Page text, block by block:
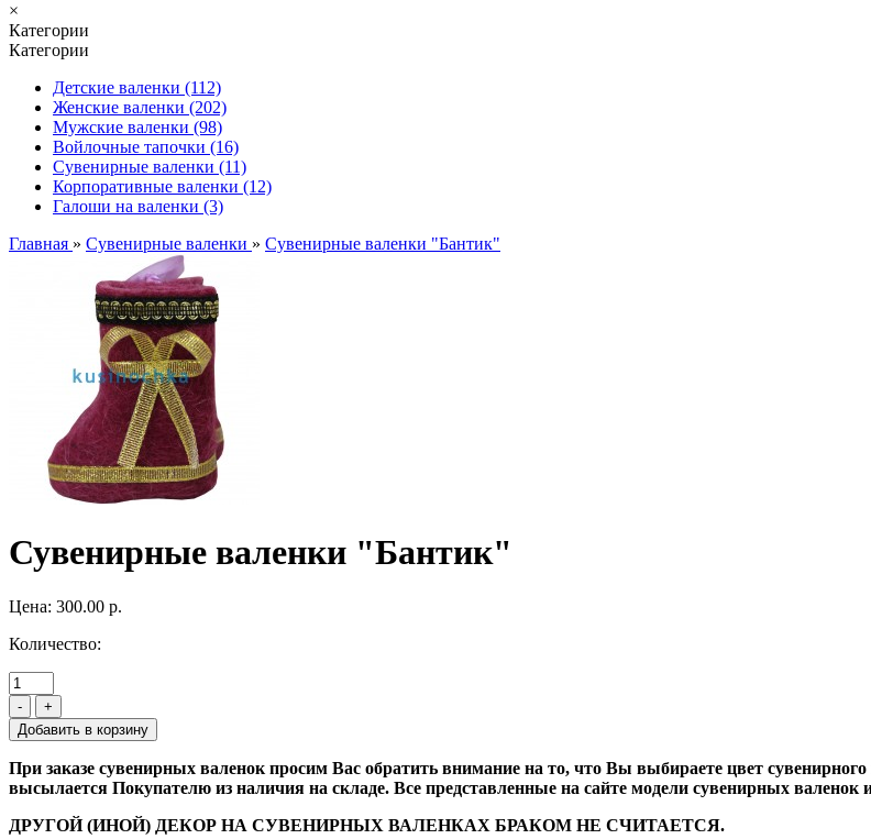
×
Категории
Категории
Детские валенки (112)
Женские валенки (202)
Мужские валенки (98)
Войлочные тапочки (16)
Сувенирные валенки (11)
Корпоративные валенки (12)
Галоши на валенки (3)
Главная » Сувенирные валенки » Сувенирные валенки "Бантик"
Сувенирные валенки "Бантик"
Цена: 300.00 р.
Количество:
- +
При заказе сувенирных валенок просим Вас обратить внимание на то, что Вы выбираете цвет
высылается Покупателю из наличия на складе. Все представленные на сайте модели сувенирных валенок
ДРУГОЙ (ИНОЙ) ДЕКОР НА СУВЕНИРНЫХ ВАЛЕНКАХ БРАКОМ НЕ СЧИТАЕТСЯ.